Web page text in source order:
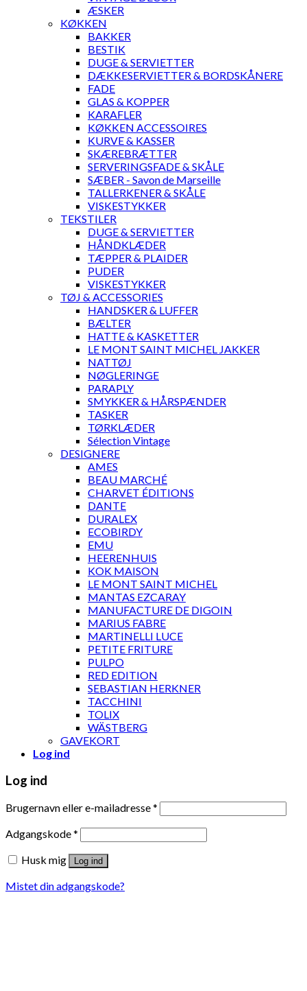
ÆSKER
KØKKEN
BAKKER
BESTIK
DUGE & SERVIETTER
DÆKKESERVIETTER & BORDSKÅNERE
FADE
GLAS & KOPPER
KARAFLER
KØKKEN ACCESSOIRES
KURVE & KASSER
SKÆREBRÆTTER
SERVERINGSFADE & SKÅLE
SÆBER - Savon de Marseille
TALLERKENER & SKÅLE
VISKESTYKKER
TEKSTILER
DUGE & SERVIETTER
HÅNDKLÆDER
TÆPPER & PLAIDER
PUDER
VISKESTYKKER
TØJ & ACCESSORIES
HANDSKER & LUFFER
BÆLTER
HATTE & KASKETTER
LE MONT SAINT MICHEL JAKKER
NATTØJ
NØGLERINGE
PARAPLY
SMYKKER & HÅRSPÆNDER
TASKER
TØRKLÆDER
Sélection Vintage
DESIGNERE
AMES
BEAU MARCHÉ
CHARVET ÉDITIONS
DANTE
DURALEX
ECOBIRDY
EMU
HEERENHUIS
KOK MAISON
LE MONT SAINT MICHEL
MANTAS EZCARAY
MANUFACTURE DE DIGOIN
MARIUS FABRE
MARTINELLI LUCE
PETITE FRITURE
PULPO
RED EDITION
SEBASTIAN HERKNER
TACCHINI
TOLIX
WÄSTBERG
GAVEKORT
Log ind
Log ind
Brugernavn eller e-mailadresse*
Adgangskode*
Husk mig
Log ind
Mistet din adgangskode?